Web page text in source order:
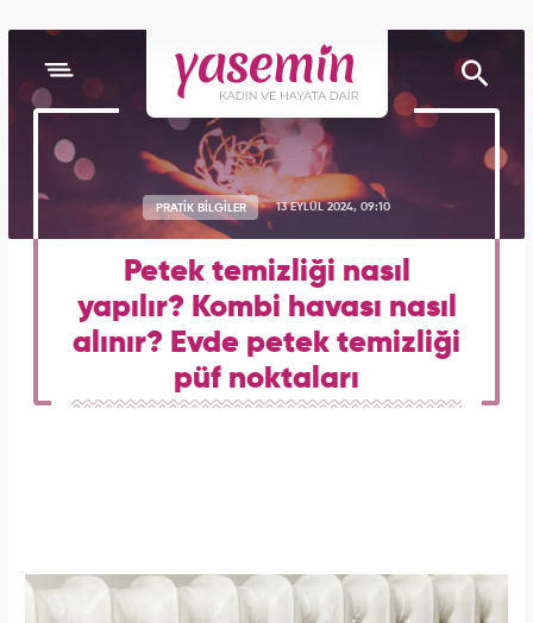
PRATİK BİLGİLER 13 EYLÜL 2024, 09:10
Petek temizliği nasıl
yapılır? Kombi havası nasıl
alınır? Evde petek temizliği
püf noktaları